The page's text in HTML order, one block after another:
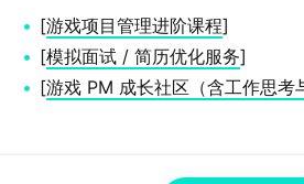
[游戏项目管理进阶课程]
[模拟面试 / 简历优化服务]
[游戏 PM 成长社区（含工作思考